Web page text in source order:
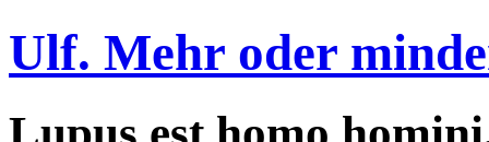
Ulf. Mehr oder